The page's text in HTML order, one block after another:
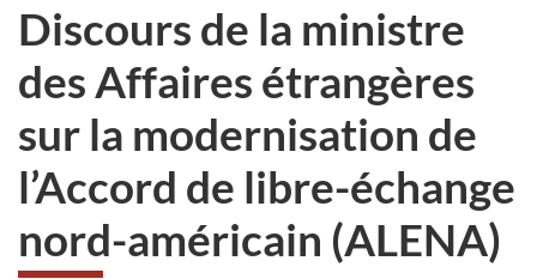
ici :
Discours de la ministre
des Affaires étrangères
sur la modernisation de
l’Accord de libre-échange
nord-américain (ALENA)